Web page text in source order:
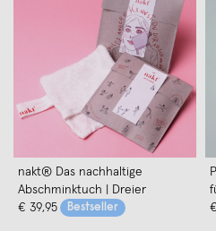
nakt® Das nachhaltige
Abschminktuch | Dreier
€ 39,95
Bestseller